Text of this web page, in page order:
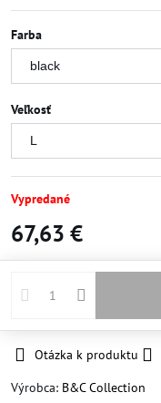
Farba
Veľkosť
Vypredané
67,63 €
Otázka k produktu
Výrobca: B&C Collection